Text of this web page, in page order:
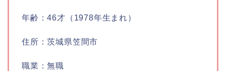
年齢：46才（1978年生まれ）
住所：茨城県笠間市
職業：無職